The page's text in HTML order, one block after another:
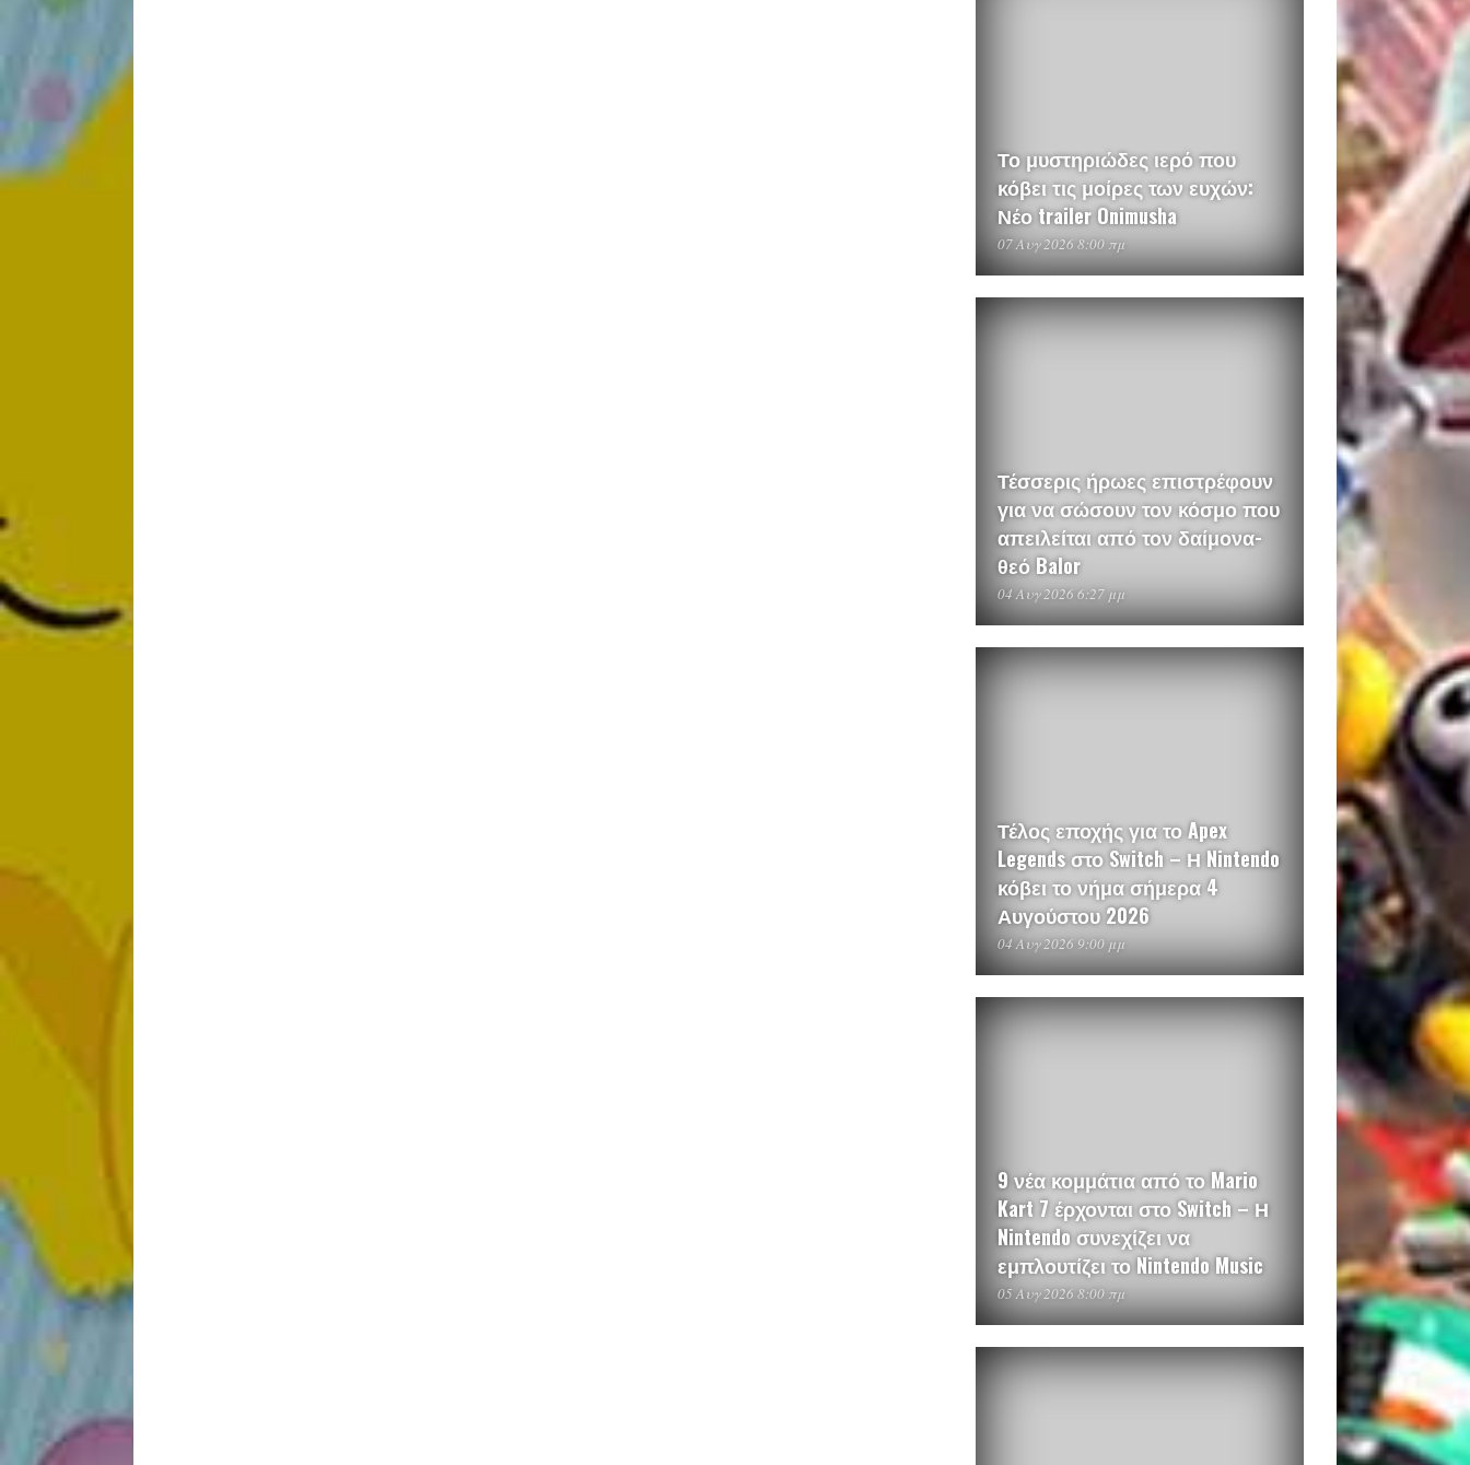
Το μυστηριώδες ιερό που
κόβει τις μοίρες των ευχών:
Νέο trailer Onimusha
07 Αυγ 2026 8:00 πμ
Τέσσερις ήρωες επιστρέφουν
για να σώσουν τον κόσμο που
απειλείται από τον δαίμονα-
θεό Balor
04 Αυγ 2026 6:27 μμ
Τέλος εποχής για το Apex
Legends στο Switch – Η Nintendo
κόβει το νήμα σήμερα 4
Αυγούστου 2026
04 Αυγ 2026 9:00 μμ
9 νέα κομμάτια από το Mario
Kart 7 έρχονται στο Switch – Η
Nintendo συνεχίζει να
εμπλουτίζει το Nintendo Music
05 Αυγ 2026 8:00 πμ